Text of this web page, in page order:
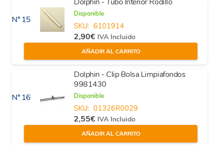
Nº 15
Disponible
SKU: 6101914
2,90€ IVA Incluido
AÑADIR AL CARRITO
Nº 16
Dolphin - Clip Bolsa Limpiafondos
9981430
Disponible
SKU: 01326R0029
2,55€ IVA Incluido
AÑADIR AL CARRITO